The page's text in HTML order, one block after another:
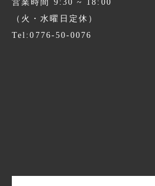
営業時間 9:30 ~ 18:00
（火・水曜日定休）
Tel:0776-50-0076